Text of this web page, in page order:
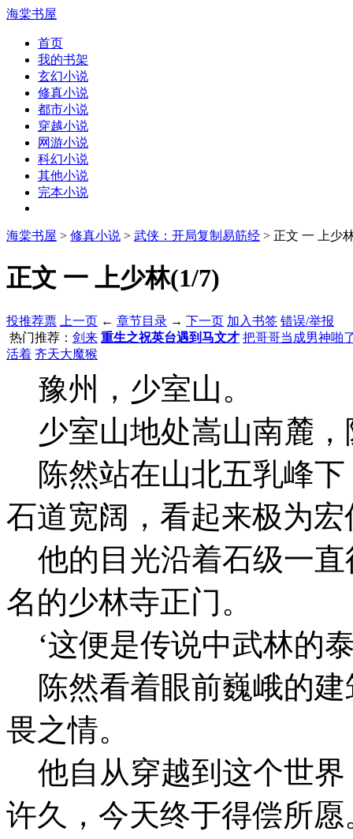
海棠书屋
首页
我的书架
玄幻小说
修真小说
都市小说
穿越小说
网游小说
科幻小说
其他小说
完本小说
海棠书屋 > 修真小说 > 武侠：开局复制易筋经 > 正文 一 上少
正文 一 上少林(1/7)
投推荐票 上一页 ← 章节目录 → 下一页 加入书签 错误/举报
热门推荐： 剑来 重生之祝英台遇到马文才 把哥哥当成男神啪
活着 齐天大魔猴
豫州，少室山。
少室山地处嵩山南麓，
陈然站在山北五乳峰下
石道宽阔，看起来极为宏
他的目光沿着石级一直
名的少林寺正门。
‘这便是传说中武林的
陈然看着眼前巍峨的建
畏之情。
他自从穿越到这个世界
许久，今天终于得偿所愿